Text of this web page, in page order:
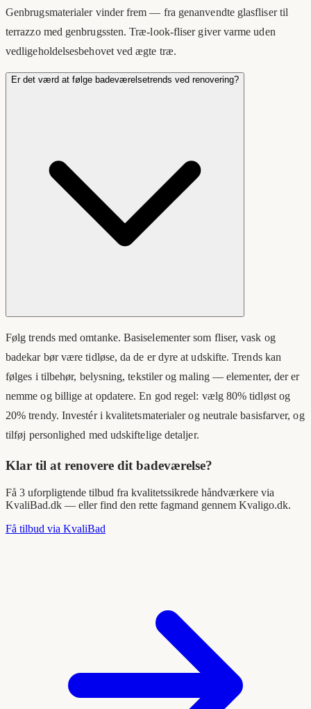
Genbrugsmaterialer vinder frem — fra genanvendte glasfliser til
terrazzo med genbrugssten. Træ-look-fliser giver varme uden
vedligeholdelsesbehovet ved ægte træ.
Er det værd at følge badeværelsetrends ved renovering?
Følg trends med omtanke. Basiselementer som fliser, vask og
badekar bør være tidløse, da de er dyre at udskifte. Trends kan
følges i tilbehør, belysning, tekstiler og maling — elementer, der er
nemme og billige at opdatere. En god regel: vælg 80% tidløst og
20% trendy. Investér i kvalitetsmaterialer og neutrale basisfarver, og
tilføj personlighed med udskiftelige detaljer.
Klar til at renovere dit badeværelse?
Få 3 uforpligtende tilbud fra kvalitetssikrede håndværkere via
KvaliBad.dk — eller find den rette fagmand gennem Kvaligo.dk.
Få tilbud via KvaliBad